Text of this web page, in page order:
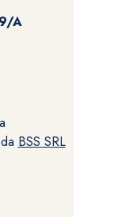
A
BSS SRL